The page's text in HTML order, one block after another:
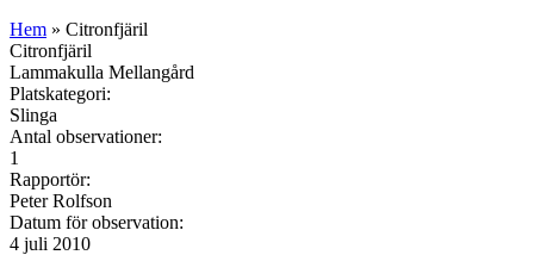
Hem » Citronfjäril
Citronfjäril
Lammakulla Mellangård
Platskategori:
Slinga
Antal observationer:
1
Rapportör:
Peter Rolfson
Datum för observation:
4 juli 2010